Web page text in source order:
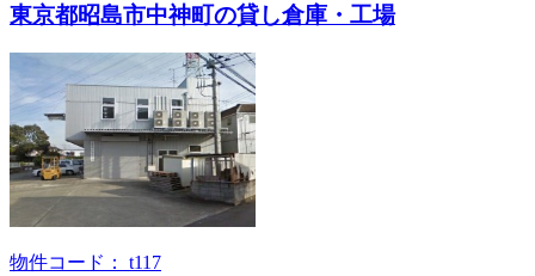
東京都昭島市中神町の貸し倉庫・工場
物件コード： t117